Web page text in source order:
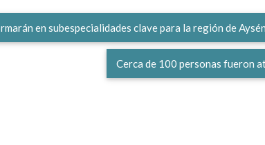
en subespecialidades clave para la región de Aysén
Cerca de 100 personas fueron